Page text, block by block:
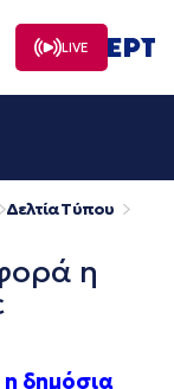
LIVE
Δελτία Τύπου
η
δημόσια